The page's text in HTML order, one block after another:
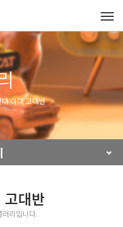
이대 고대반
대반
리입니다.